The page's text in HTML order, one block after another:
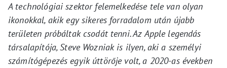
A technológiai szektor felemelkedése tele van olyan
ikonokkal, akik egy sikeres forradalom után újabb
területen próbáltak csodát tenni. Az Apple legendás
társalapítója, Steve Wozniak is ilyen, aki a személyi
számítógépezés egyik úttörője volt, a 2020-as években